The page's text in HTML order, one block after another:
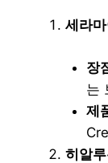
세라
장
는
제
히알